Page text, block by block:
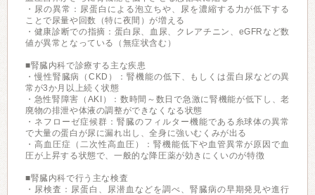
・尿の異常：尿蛋白による泡立ちや、尿を濃縮する力が低下する
ことで尿量や回数（特に夜間）が増える
・健康診断での指摘：蛋白尿、血尿、クレアチニン、eGFRなど数
値が異常となっている（無症状含む）
■腎臓内科で診療する主な疾患
・慢性腎臓病（CKD）：腎機能の低下、もしくは蛋白尿などの異
常が3か月以上続く状態
・急性腎障害（AKI）：数時間～数日で急激に腎機能が低下し、老
廃物の排泄や体液の調整ができなくなる状態
・ネフローゼ症候群：腎臓のフィルター機能である糸球体の異常
で大量の蛋白が尿に漏れ出し、全身に強いむくみが出る
・高血圧症（二次性高血圧）：腎機能低下や血管異常が原因で血
圧が上昇する状態で、一般的な降圧薬が効きにくいのが特徴
■腎臓内科で行う主な検査
・尿検査：尿蛋白、尿潜血などを調べ、腎臓病の早期発見や進行